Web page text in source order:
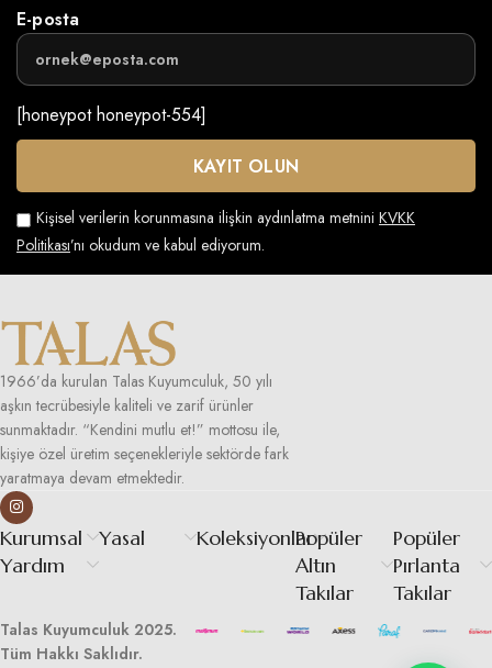
E-posta
[honeypot honeypot-554]
Kişisel verilerin korunmasına ilişkin aydınlatma metnini KVKK
Politikası’nı okudum ve kabul ediyorum.
1966’da kurulan Talas Kuyumculuk, 50 yılı
aşkın tecrübesiyle kaliteli ve zarif ürünler
sunmaktadır. “Kendini mutlu et!” mottosu ile,
kişiye özel üretim seçenekleriyle sektörde fark
yaratmaya devam etmektedir.
Kurumsal
Yardım
Yasal KoleksiyonlarPopüler
Altın
Takılar
Popüler
Pırlanta
Takılar
Talas Kuyumculuk 2025.
Tüm Hakkı Saklıdır.